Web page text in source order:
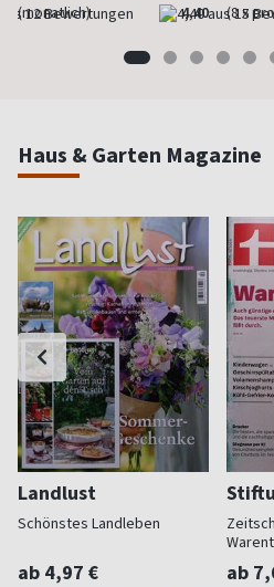
(monatlich) 4,40 (8 x
Haus & Garten Magazine
Landlust
Schönstes Landleben
ab 4,97 € ab